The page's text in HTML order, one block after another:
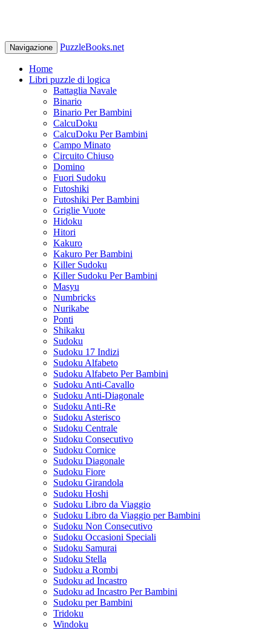
Navigazione PuzzleBooks.net
Home
Libri puzzle di logica
Battaglia Navale
Binario
Binario Per Bambini
CalcuDoku
CalcuDoku Per Bambini
Campo Minato
Circuito Chiuso
Domino
Fuori Sudoku
Futoshiki
Futoshiki Per Bambini
Griglie Vuote
Hidoku
Hitori
Kakuro
Kakuro Per Bambini
Killer Sudoku
Killer Sudoku Per Bambini
Masyu
Numbricks
Nurikabe
Ponti
Shikaku
Sudoku
Sudoku 17 Indizi
Sudoku Alfabeto
Sudoku Alfabeto Per Bambini
Sudoku Anti-Cavallo
Sudoku Anti-Diagonale
Sudoku Anti-Re
Sudoku Asterisco
Sudoku Centrale
Sudoku Consecutivo
Sudoku Cornice
Sudoku Diagonale
Sudoku Fiore
Sudoku Girandola
Sudoku Hoshi
Sudoku Libro da Viaggio
Sudoku Libro da Viaggio per Bambini
Sudoku Non Consecutivo
Sudoku Occasioni Speciali
Sudoku Samurai
Sudoku Stella
Sudoku a Rombi
Sudoku ad Incastro
Sudoku ad Incastro Per Bambini
Sudoku per Bambini
Tridoku
Windoku